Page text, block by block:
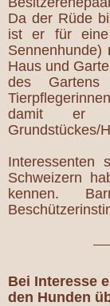
Da der Rüde
ist er für eine
Sennenhunde)
Haus und
des
damit er
Grundstückes/
Interessenten
Schweizern
kennen.
Bei Interesse
den Hunden